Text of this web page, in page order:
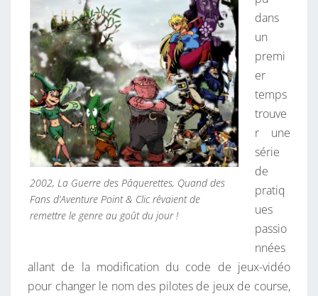
Q
U
E
,
P
A
S
S
I
O
É
?
2002, La Guerre des Pâquerettes, Quand des
Fans d’Aventure Point & Clic rêvaient de
remettre le genre au goût du jour !
dans
un
premi
er
temps
trouve
r une
série
de
pratiq
ues
passio
nnées
allant de la modification du code de jeux-vidéo
pour changer le nom des pilotes de jeux de course,